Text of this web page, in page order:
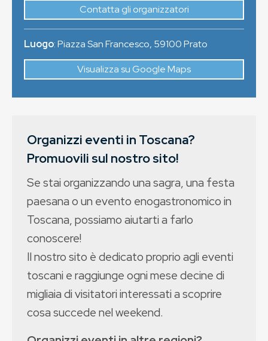
Contatta gli organizzatori
Luogo:Piazza San Francesco, 59100Prato
Visualizza su Google Maps
Organizzi eventi in Toscana?
Promuovili sul nostro sito!
Se stai organizzando una sagra, una festa
paesana o un evento enogastronomico in
Toscana, possiamo aiutarti a farlo
conoscere!
Il nostro sito è dedicato proprio agli eventi
toscani e raggiunge ogni mese decine di
migliaia di visitatori interessati a scoprire
cosa succede nel weekend.